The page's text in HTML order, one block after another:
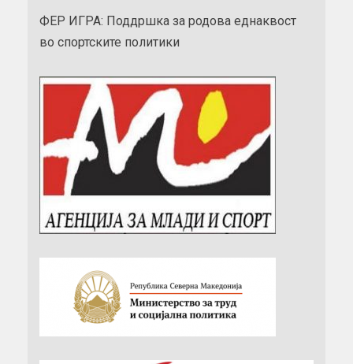
ФЕР ИГРА: Поддршка за родова еднаквост
во спортските политики